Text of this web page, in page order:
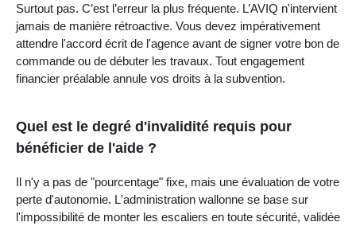
Surtout pas. C’est l’erreur la plus fréquente. L’AVIQ n'intervient
jamais de manière rétroactive. Vous devez impérativement
attendre l'accord écrit de l'agence avant de signer votre bon de
commande ou de débuter les travaux. Tout engagement
financier préalable annule vos droits à la subvention.
Quel est le degré d'invalidité requis pour
bénéficier de l'aide ?
Il n'y a pas de "pourcentage" fixe, mais une évaluation de votre
perte d'autonomie. L'administration wallonne se base sur
l'impossibilité de monter les escaliers en toute sécurité, validée